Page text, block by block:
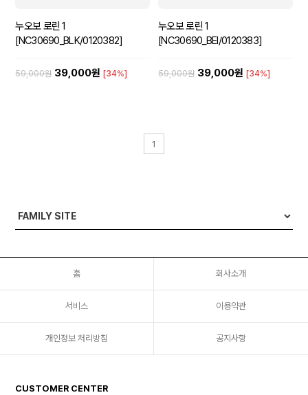
누오보 로린 1
[NC30690_BLK/0120382]
59,000원 39,000원 [34%]
누오보 로린 1
[NC30690_BEI/0120383]
59,000원 39,000원 [34%]
1
홈 회사소개
서비스 이용약관
개인정보 처리방침 공지사항
CUSTOMER CENTER